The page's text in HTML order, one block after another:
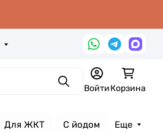
ПоискВойтиКорзина
Для ЖКТ С йодом Еще